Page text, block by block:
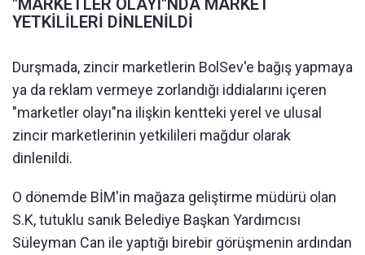
"MARKETLER OLAYI"NDA MARKET
YETKİLİLERİ DİNLENİLDİ
Durşmada, zincir marketlerin BolSev'e bağış yapmaya
ya da reklam vermeye zorlandığı iddialarını içeren
"marketler olayı"na ilişkin kentteki yerel ve ulusal
zincir marketlerinin yetkilileri mağdur olarak
dinlenildi.
O dönemde BİM'in mağaza geliştirme müdürü olan
S.K, tutuklu sanık Belediye Başkan Yardımcısı
Süleyman Can ile yaptığı birebir görüşmenin ardından